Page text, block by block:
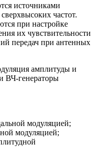
источниками
частот.
при настройке
их чувствительности
передач при антенных
амплитуды и
ВЧ-генераторы
модуляцией;
модуляцией;